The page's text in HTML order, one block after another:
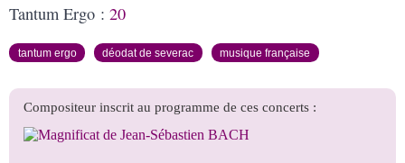
Tantum Ergo : 20
tantum ergo déodat de severac musique française